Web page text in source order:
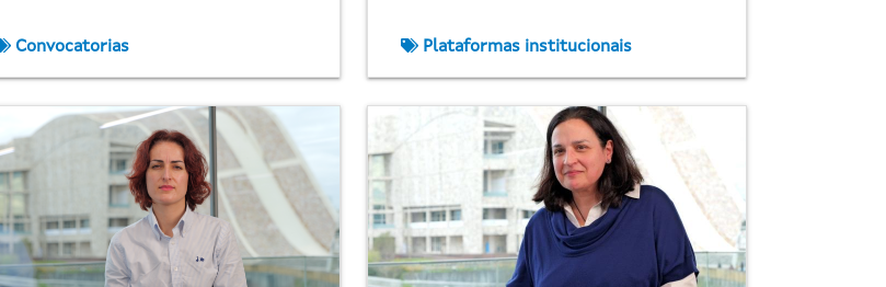
Convocatorias Plataformas institucionais